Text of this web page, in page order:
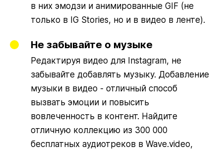
в них эмодзи и анимированные GIF (не
только в IG Stories, но и в видео в ленте).
Не забывайте о музыке
Редактируя видео для Instagram, не
забывайте добавлять музыку. Добавление
музыки в видео - отличный способ
вызвать эмоции и повысить
вовлеченность в контент. Найдите
отличную коллекцию из 300 000
бесплатных аудиотреков в Wave.video,